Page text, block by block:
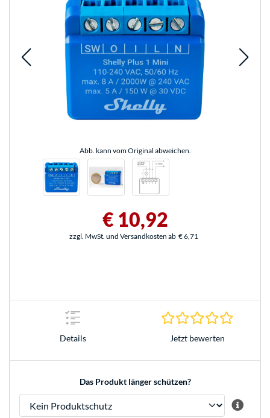
Abb. kann vom Original abweichen.
€ 10,92
zzgl. MwSt. und Versandkosten ab € 6,71
Details Jetzt bewerten
Das Produkt länger schützen?